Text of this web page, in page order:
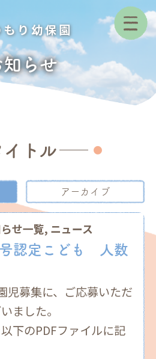
り幼保園
知らせ
イトル
アーカイブ
せ一覧, ニュース
認定こども 人数
児募集に、ご応募いただ
ました。
下のPDFファイルに記